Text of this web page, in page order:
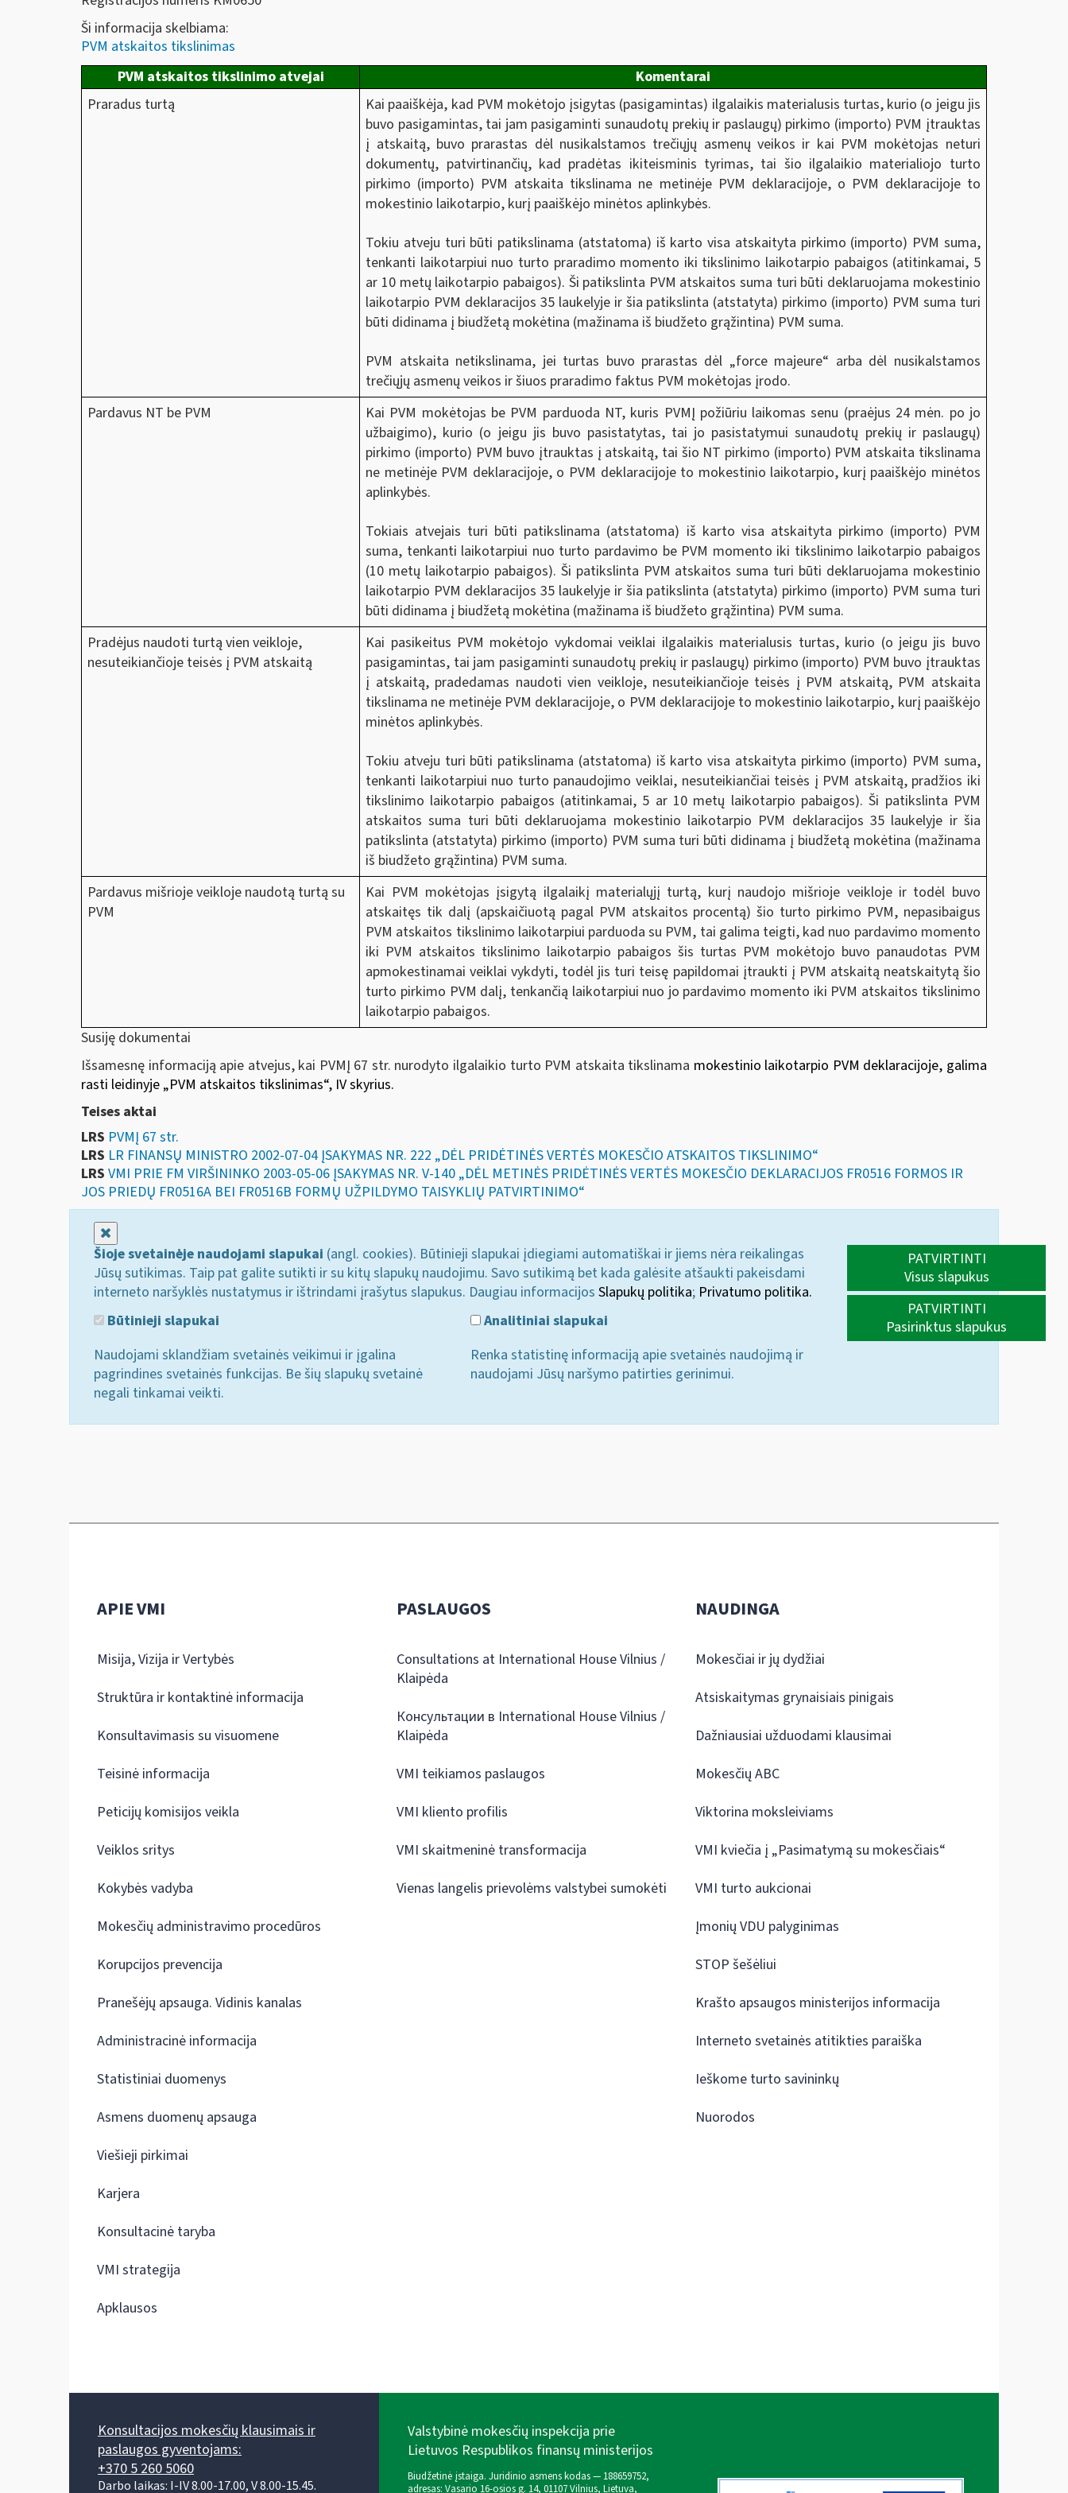
Ši informacija skelbiama:
PVM atskaitos tikslinimas
PVM atskaitos tikslinimo atvejai
Komentarai
Praradus turtą
Kai paaiškėja, kad PVM mokėtojo įsigytas (pasigamintas) ilgalaikis materialusis turtas, kurio (o jeigu jis
buvo pasigamintas, tai jam pasigaminti sunaudotų prekių ir paslaugų) pirkimo (importo) PVM įtrauktas
į atskaitą, buvo prarastas dėl nusikalstamos trečiųjų asmenų veikos ir kai PVM mokėtojas neturi
dokumentų, patvirtinančių, kad pradėtas ikiteisminis tyrimas, tai šio ilgalaikio materialiojo turto
pirkimo (importo) PVM atskaita tikslinama ne metinėje PVM deklaracijoje, o PVM deklaracijoje to
mokestinio laikotarpio, kurį paaiškėjo minėtos aplinkybės.
Tokiu atveju turi būti patikslinama (atstatoma) iš karto visa atskaityta pirkimo (importo) PVM suma,
tenkanti laikotarpiui nuo turto praradimo momento iki tikslinimo laikotarpio pabaigos (atitinkamai, 5
ar 10 metų laikotarpio pabaigos). Ši patikslinta PVM atskaitos suma turi būti deklaruojama mokestinio
laikotarpio PVM deklaracijos 35 laukelyje ir šia patikslinta (atstatyta) pirkimo (importo) PVM suma turi
būti didinama į biudžetą mokėtina (mažinama iš biudžeto grąžintina) PVM suma.
PVM atskaita netikslinama, jei turtas buvo prarastas dėl „force majeure“ arba dėl nusikalstamos
trečiųjų asmenų veikos ir šiuos praradimo faktus PVM mokėtojas įrodo.
Pardavus NT be PVM
Kai PVM mokėtojas be PVM parduoda NT, kuris PVMĮ požiūriu laikomas senu (praėjus 24 mėn. po jo
užbaigimo), kurio (o jeigu jis buvo pasistatytas, tai jo pasistatymui sunaudotų prekių ir paslaugų)
pirkimo (importo) PVM buvo įtrauktas į atskaitą, tai šio NT pirkimo (importo) PVM atskaita tikslinama
ne metinėje PVM deklaracijoje, o PVM deklaracijoje to mokestinio laikotarpio, kurį paaiškėjo minėtos
aplinkybės.
Tokiais atvejais turi būti patikslinama (atstatoma) iš karto visa atskaityta pirkimo (importo) PVM
suma, tenkanti laikotarpiui nuo turto pardavimo be PVM momento iki tikslinimo laikotarpio pabaigos
(10 metų laikotarpio pabaigos). Ši patikslinta PVM atskaitos suma turi būti deklaruojama mokestinio
laikotarpio PVM deklaracijos 35 laukelyje ir šia patikslinta (atstatyta) pirkimo (importo) PVM suma turi
būti didinama į biudžetą mokėtina (mažinama iš biudžeto grąžintina) PVM suma.
Pradėjus naudoti turtą vien veikloje,
nesuteikiančioje teisės į PVM atskaitą
Kai pasikeitus PVM mokėtojo vykdomai veiklai ilgalaikis materialusis turtas, kurio (o jeigu jis buvo
pasigamintas, tai jam pasigaminti sunaudotų prekių ir paslaugų) pirkimo (importo) PVM buvo įtrauktas
į atskaitą, pradedamas naudoti vien veikloje, nesuteikiančioje teisės į PVM atskaitą, PVM atskaita
tikslinama ne metinėje PVM deklaracijoje, o PVM deklaracijoje to mokestinio laikotarpio, kurį paaiškėjo
minėtos aplinkybės.
Tokiu atveju turi būti patikslinama (atstatoma) iš karto visa atskaityta pirkimo (importo) PVM suma,
tenkanti laikotarpiui nuo turto panaudojimo veiklai, nesuteikiančiai teisės į PVM atskaitą, pradžios iki
tikslinimo laikotarpio pabaigos (atitinkamai, 5 ar 10 metų laikotarpio pabaigos). Ši patikslinta PVM
atskaitos suma turi būti deklaruojama mokestinio laikotarpio PVM deklaracijos 35 laukelyje ir šia
patikslinta (atstatyta) pirkimo (importo) PVM suma turi būti didinama į biudžetą mokėtina (mažinama
iš biudžeto grąžintina) PVM suma.
Pardavus mišrioje veikloje naudotą turtą su
PVM
Kai PVM mokėtojas įsigytą ilgalaikį materialųjį turtą, kurį naudojo mišrioje veikloje ir todėl buvo
atskaitęs tik dalį (apskaičiuotą pagal PVM atskaitos procentą) šio turto pirkimo PVM, nepasibaigus
PVM atskaitos tikslinimo laikotarpiui parduoda su PVM, tai galima teigti, kad nuo pardavimo momento
iki PVM atskaitos tikslinimo laikotarpio pabaigos šis turtas PVM mokėtojo buvo panaudotas PVM
apmokestinamai veiklai vykdyti, todėl jis turi teisę papildomai įtraukti į PVM atskaitą neatskaitytą šio
turto pirkimo PVM dalį, tenkančią laikotarpiui nuo jo pardavimo momento iki PVM atskaitos tikslinimo
laikotarpio pabaigos.
Susiję dokumentai
Išsamesnę informaciją apie atvejus, kai PVMĮ 67 str. nurodyto ilgalaikio turto PVM atskaita tikslinama mokestinio laikotarpio PVM deklaracijoje, galima
rasti leidinyje „PVM atskaitos tikslinimas“, IV skyrius.
Teises aktai
LRS PVMĮ 67 str.
LRS LR FINANSŲ MINISTRO 2002-07-04 ĮSAKYMAS NR. 222 „DĖL PRIDĖTINĖS VERTĖS MOKESČIO ATSKAITOS TIKSLINIMO“
LRS VMI PRIE FM VIRŠININKO 2003-05-06 ĮSAKYMAS NR. V-140 „DĖL METINĖS PRIDĖTINĖS VERTĖS MOKESČIO DEKLARACIJOS FR0516 FORMOS IR
JOS PRIEDŲ FR0516A BEI FR0516B FORMŲ UŽPILDYMO TAISYKLIŲ PATVIRTINIMO“
Šioje svetainėje naudojami slapukai (angl. cookies). Būtinieji slapukai įdiegiami automatiškai ir jiems nėra reikalingas
Jūsų sutikimas. Taip pat galite sutikti ir su kitų slapukų naudojimu. Savo sutikimą bet kada galėsite atšaukti pakeisdami
interneto naršyklės nustatymus ir ištrindami įrašytus slapukus. Daugiau informacijos Slapukų politika; Privatumo politika.
Būtinieji slapukai
Naudojami sklandžiam svetainės veikimui ir įgalina
pagrindines svetainės funkcijas. Be šių slapukų svetainė
negali tinkamai veikti.
Analitiniai slapukai
Renka statistinę informaciją apie svetainės naudojimą ir
naudojami Jūsų naršymo patirties gerinimui.
PATVIRTINTI
Visus slapukus
PATVIRTINTI
Pasirinktus slapukus
APIE VMI
Misija, Vizija ir Vertybės
Struktūra ir kontaktinė informacija
Konsultavimasis su visuomene
Teisinė informacija
Peticijų komisijos veikla
Veiklos sritys
Kokybės vadyba
Mokesčių administravimo procedūros
Korupcijos prevencija
Pranešėjų apsauga. Vidinis kanalas
Administracinė informacija
Statistiniai duomenys
Asmens duomenų apsauga
Viešieji pirkimai
Karjera
Konsultacinė taryba
VMI strategija
Apklausos
PASLAUGOS
Consultations at International House Vilnius /
Klaipėda
Консультации в International House Vilnius /
Klaipėda
VMI teikiamos paslaugos
VMI kliento profilis
VMI skaitmeninė transformacija
Vienas langelis prievolėms valstybei sumokėti
NAUDINGA
Mokesčiai ir jų dydžiai
Atsiskaitymas grynaisiais pinigais
Dažniausiai užduodami klausimai
Mokesčių ABC
Viktorina moksleiviams
VMI kviečia į „Pasimatymą su mokesčiais“
VMI turto aukcionai
Įmonių VDU palyginimas
STOP šešėliui
Krašto apsaugos ministerijos informacija
Interneto svetainės atitikties paraiška
Ieškome turto savininkų
Nuorodos
Konsultacijos mokesčių klausimais ir
paslaugos gyventojams:
+370 5 260 5060
Darbo laikas: I-IV 8.00-17.00, V 8.00-15.45.
Valstybinė mokesčių inspekcija prie
Lietuvos Respublikos finansų ministerijos
Biudžetinė įstaiga. Juridinio asmens kodas — 188659752,
adresas: Vasario 16-osios g. 14, 01107 Vilnius, Lietuva,